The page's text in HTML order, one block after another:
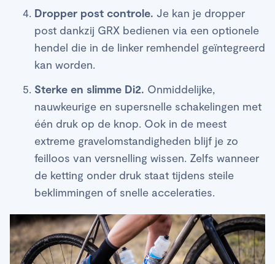
Dropper post controle. Je kan je dropper
post dankzij GRX bedienen via een optionele
hendel die in de linker remhendel geïntegreerd
kan worden.
Sterke en slimme Di2. Onmiddelijke,
nauwkeurige en supersnelle schakelingen met
één druk op de knop. Ook in de meest
extreme gravelomstandigheden blijf je zo
feilloos van versnelling wissen. Zelfs wanneer
de ketting onder druk staat tijdens steile
beklimmingen of snelle acceleraties.